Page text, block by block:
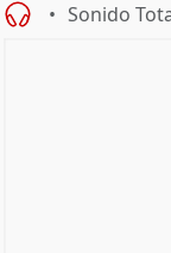
Sonido